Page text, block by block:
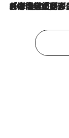
2026.8.3
「今後値上げがあるとすれば…」「リスクがあるのは今年の冬」エネルギー専門家が語る、ホルムズ海峡封鎖が家庭にもたらす“ある心配”